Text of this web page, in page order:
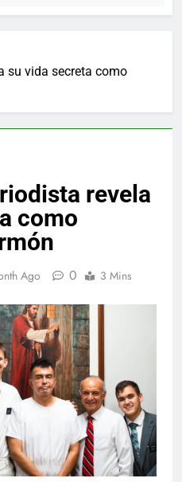
su vida secreta como
revela
como
Ago 0 3 Mins